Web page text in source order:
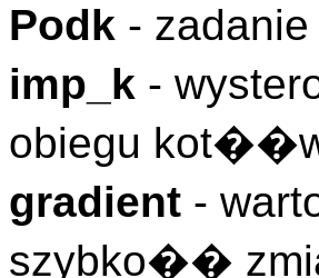
Podk -
imp_k -
obiegu
gradient -
szybko��